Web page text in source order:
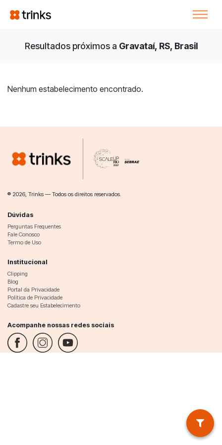
Resultados próximos a Gravataí, RS, Brasil
Nenhum estabelecimento encontrado.
® 2026, Trinks — Todos os direitos reservados.
Dúvidas
Perguntas Frequentes
Fale Conosco
Termo de Uso
Institucional
Clipping
Blog
Portal da Privacidade
Política de Privacidade
Cadastre seu Estabelecimento
Acompanhe nossas redes sociais